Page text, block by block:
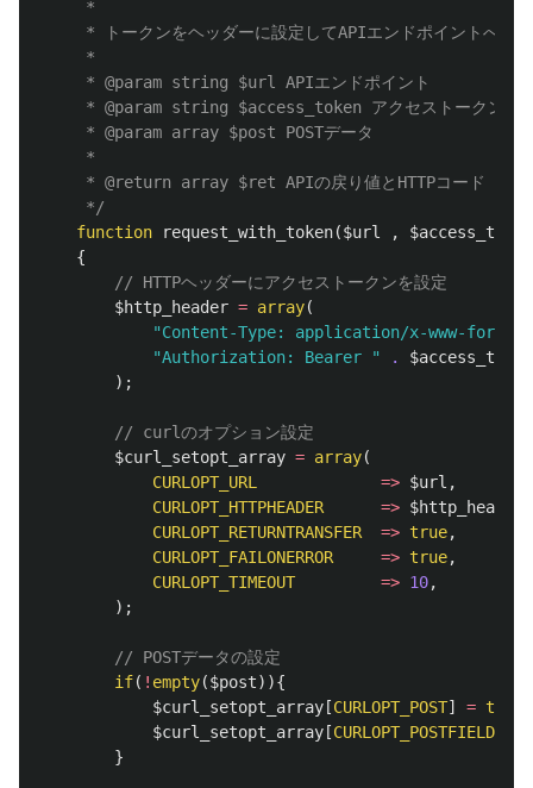
	 */
function
request_with_token($url ,
$access_token
{
// HTTPヘッダーにアクセストークンを設定
$http_header = array(
"Content-Type: application/x-www-form-
"Authorization: Bearer "
.
$access_token
);
// curlのオプション設定
$curl_setopt_array = array(
CURLOPT_URL
=> $url ,
CURLOPT_HTTPHEADER
=> $http_header
CURLOPT_RETURNTRANSFER
=> true,
CURLOPT_FAILONERROR
=> true,
CURLOPT_TIMEOUT
=> 10,
);
// POSTデータの設定
if( ! empty($post)){
$curl_setopt_array [CURLOPT_POST] = true
$curl_setopt_array [CURLOPT_POSTFIELDS
}